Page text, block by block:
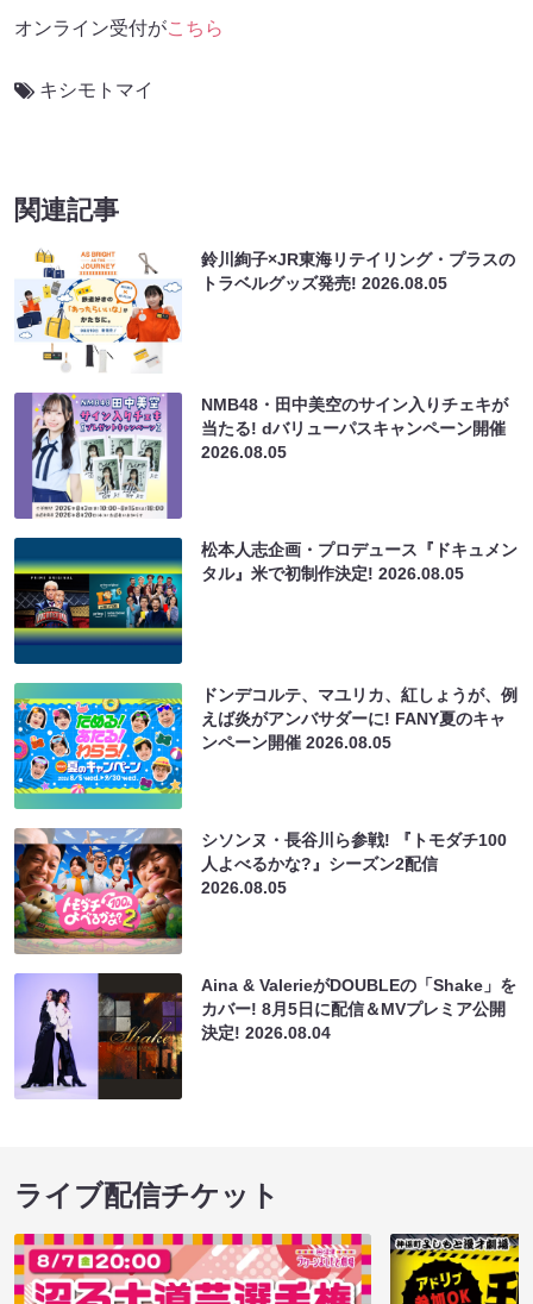
オンライン受付がこちら
キシモトマイ
関連記事
鈴川絢子×JR東海リテイリング・プラスの
トラベルグッズ発売!2026.08.05
NMB48・田中美空のサイン入りチェキが
当たる! dバリューパスキャンペーン開催
2026.08.05
松本人志企画・プロデュース『ドキュメン
タル』米で初制作決定!2026.08.05
ドンデコルテ、マユリカ、紅しょうが、例
えば炎がアンバサダーに! FANY夏のキャ
ンペーン開催2026.08.05
シソンヌ・長谷川ら参戦! 『トモダチ100
人よべるかな?』シーズン2配信
2026.08.05
Aina & ValerieがDOUBLEの「Shake」を
カバー! 8月5日に配信＆MVプレミア公開
決定!2026.08.04
ライブ配信チケット